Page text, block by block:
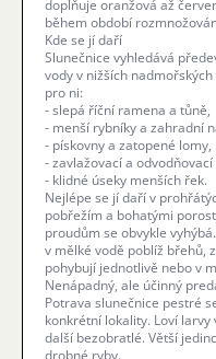
doplňuje oranžová až
během období
Kde se jí daří
Slunečnice vyhledává
vody v nižších
pro ni:
- slepá říční ramena a tůně,
- menší rybníky a zahradní
- pískovny a zatopené lomy,
- zavlažovací a odvodňovací
- klidné úseky menších řek.
Nejlépe se jí daří v
pobřežím a bohatými
proudům se obvykle
v mělké vodě poblíž břehů,
pohybují jednotlivě nebo v
Nenápadný, ale účinný
Potrava slunečnice pestré
konkrétní lokality. Loví
další bezobratlé. Větší